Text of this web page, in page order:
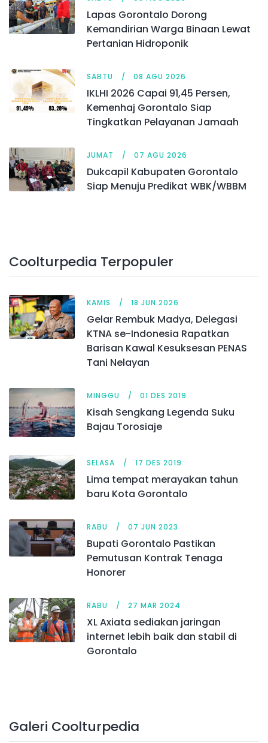
Lapas Gorontalo Dorong
Kemandirian Warga Binaan Lewat
Pertanian Hidroponik
SABTU 08 AGU 2026
IKLHI 2026 Capai 91,45 Persen,
Kemenhaj Gorontalo Siap
Tingkatkan Pelayanan Jamaah
JUMAT 07 AGU 2026
Dukcapil Kabupaten Gorontalo
Siap Menuju Predikat WBK/WBBM
Coolturpedia Terpopuler
KAMIS 18 JUN 2026
Gelar Rembuk Madya, Delegasi
KTNA se-Indonesia Rapatkan
Barisan Kawal Kesuksesan PENAS
Tani Nelayan
MINGGU 01 DES 2019
Kisah Sengkang Legenda Suku
Bajau Torosiaje
SELASA 17 DES 2019
Lima tempat merayakan tahun
baru Kota Gorontalo
RABU 07 JUN 2023
Bupati Gorontalo Pastikan
Pemutusan Kontrak Tenaga
Honorer
RABU 27 MAR 2024
XL Axiata sediakan jaringan
internet lebih baik dan stabil di
Gorontalo
Galeri Coolturpedia